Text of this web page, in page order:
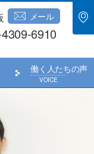
メール
6910
働く人たちの声